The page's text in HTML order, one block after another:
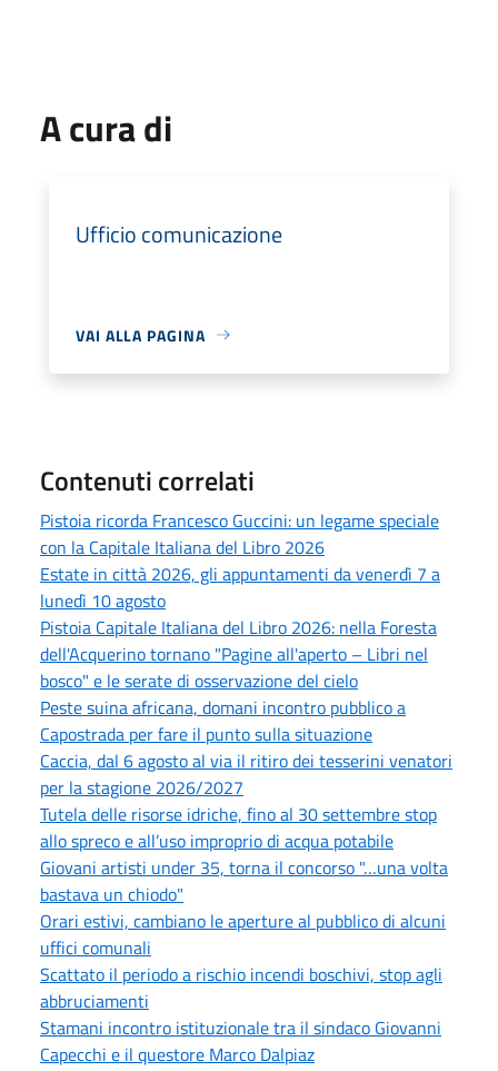
A cura di
Ufficio comunicazione
VAI ALLA PAGINA
Contenuti correlati
Pistoia ricorda Francesco Guccini: un legame speciale
con la Capitale Italiana del Libro 2026
Estate in città 2026, gli appuntamenti da venerdì 7 a
lunedì 10 agosto
Pistoia Capitale Italiana del Libro 2026: nella Foresta
dell'Acquerino tornano "Pagine all'aperto – Libri nel
bosco" e le serate di osservazione del cielo
Peste suina africana, domani incontro pubblico a
Capostrada per fare il punto sulla situazione
Caccia, dal 6 agosto al via il ritiro dei tesserini venatori
per la stagione 2026/2027
Tutela delle risorse idriche, fino al 30 settembre stop
allo spreco e all’uso improprio di acqua potabile
Giovani artisti under 35, torna il concorso "…una volta
bastava un chiodo"
Orari estivi, cambiano le aperture al pubblico di alcuni
uffici comunali
Scattato il periodo a rischio incendi boschivi, stop agli
abbruciamenti
Stamani incontro istituzionale tra il sindaco Giovanni
Capecchi e il questore Marco Dalpiaz